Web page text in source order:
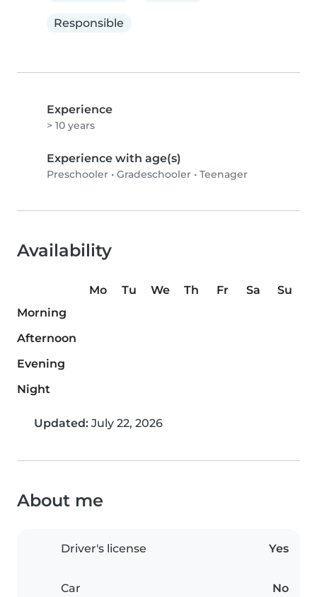
Responsible
Experience
> 10 years
Experience with age(s)
Preschooler • Gradeschooler • Teenager
Availability
Mo Tu We Th Fr Sa
Su
Morning
Afternoon
Evening
Night
Updated: July 22, 2026
About me
Driver's license Yes
Car No